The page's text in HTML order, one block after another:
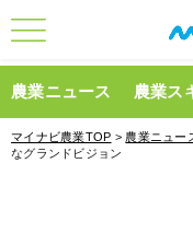
農業ニュース 農業ス
マイナビ農業TOP > 農業ニュー
なグランドビジョン